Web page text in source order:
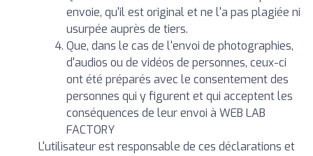
envoie, qu'il est original et ne l'a pas plagiée ni
usurpée auprès de tiers.
Que, dans le cas de l'envoi de photographies,
d'audios ou de vidéos de personnes, ceux-ci
ont été préparés avec le consentement des
personnes qui y figurent et qui acceptent les
conséquences de leur envoi à WEB LAB
FACTORY
L'utilisateur est responsable de ces déclarations et